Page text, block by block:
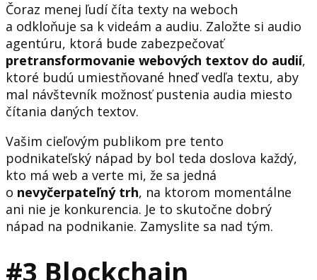
Čoraz menej ľudí číta texty na weboch
a odkloňuje sa k videám a audiu. Založte si audio
agentúru, ktorá bude zabezpečovať
pretransformovanie webových textov do audií,
ktoré budú umiestňované hneď vedľa textu, aby
mal návštevník možnosť pustenia audia miesto
čítania daných textov.
Vašim cieľovým publikom pre tento
podnikateľský nápad by bol teda doslova každý,
kto má web a verte mi, že sa jedná
o nevyčerpateľný trh, na ktorom momentálne
ani nie je konkurencia. Je to skutočne dobrý
nápad na podnikanie. Zamyslite sa nad tým.
#3 Blockchain